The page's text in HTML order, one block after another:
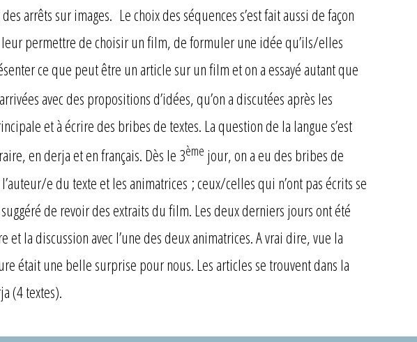
arrêts sur images. Le choix des séquences s’est fait aussi de façon
permettre de choisir un film, de formuler une idée qu’ils/elles
ce que peut être un article sur un film et on a essayé autant que
avec des propositions d’idées, qu’on a discutées après les
et à écrire des bribes de textes. La question de la langue s’est
en derja et en français. Dès le 3ème jour, on a eu des bribes de
e du texte et les animatrices ; ceux/celles qui n’ont pas écrits se
de revoir des extraits du film. Les deux derniers jours ont été
la discussion avec l’une des deux animatrices. A vrai dire, vue la
était une belle surprise pour nous. Les articles se trouvent dans la
(4 textes).